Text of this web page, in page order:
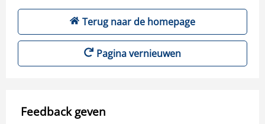
Terug naar de homepage
Pagina vernieuwen
Feedback geven